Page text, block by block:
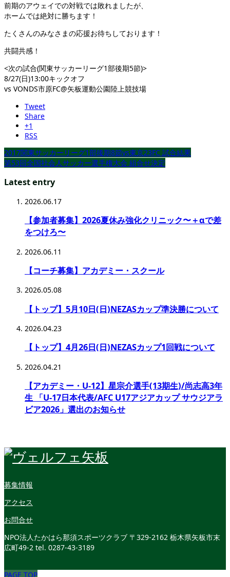
前期のアウェイでの対戦では敗れましたが、
ホームでは絶対に勝ちます！
たくさんのみなさまの応援お待ちしております！
共闘共感！
<次の試合(関東サッカーリーグ1部後期5節)>
8/27(日)13:00キックオフ
vs VONDS市原FC@矢板運動公園陸上競技場
Tweet
Share
+1
RSS
2017関東サッカーリーグ1部後期8節vs東京23FC 試合結果
第53回全国社会人サッカー選手権大会 組合せ決定
Latest entry
2026.06.17
【参加者募集】2026夏休み強化クリニック〜＋αで差
をつけろ〜
2026.06.11
【コーチ募集】アカデミー・スクール
2026.05.08
【トップ】5月10日(日)NEZASカップ準決勝について
2026.04.23
【トップ】4月26日(日)NEZASカップ1回戦について
2026.04.21
【アカデミー・U-12】星宗介選手(13期生)/尚志高3年
生 「U-17日本代表/AFC U17アジアカップ サウジアラ
ビア2026」選出のお知らせ
募集情報
アクセス
お問合せ
NPO法人たかはら那須スポーツクラブ 〒329-2162 栃木県矢板市末
広町49-2 tel. 0287-43-3189
PAGE TOP